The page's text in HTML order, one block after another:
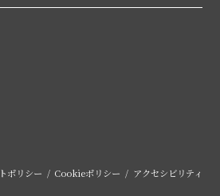
ポリシー Cookieポリシー アクセシビリティ